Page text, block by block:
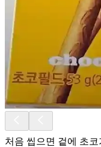
처음 씹으면 겉에 초